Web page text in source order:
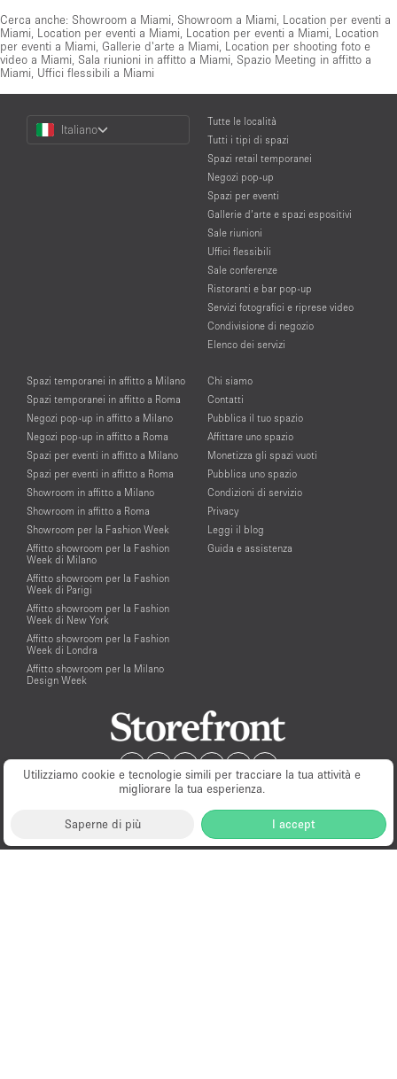
Utilizziamo cookie e tecnologie simili per tracciare la tua attività e
migliorare la tua esperienza.
Saperne di più I accept
Cerca anche: Showroom a Miami Showroom a Miami Location per eventi a
Miami Location per eventi a Miami Location per eventi a Miami Location
per eventi a Miami Gallerie d'arte a Miami Location per shooting foto e
video a Miami Sala riunioni in affitto a Miami Spazio Meeting in affitto a
Miami Uffici flessibili a Miami
Choose
Language
Italiano
Tutte le località
Tutti i tipi di spazi
Spazi retail temporanei
Negozi pop-up
Spazi per eventi
Gallerie d’arte e spazi espositivi
Sale riunioni
Uffici flessibili
Sale conferenze
Ristoranti e bar pop-up
Servizi fotografici e riprese video
Condivisione di negozio
Elenco dei servizi
Spazi temporanei in affitto a Milano
Spazi temporanei in affitto a Roma
Negozi pop-up in affitto a Milano
Negozi pop-up in affitto a Roma
Spazi per eventi in affitto a Milano
Spazi per eventi in affitto a Roma
Showroom in affitto a Milano
Showroom in affitto a Roma
Showroom per la Fashion Week
Affitto showroom per la Fashion
Week di Milano
Affitto showroom per la Fashion
Week di Parigi
Affitto showroom per la Fashion
Week di New York
Affitto showroom per la Fashion
Week di Londra
Affitto showroom per la Milano
Design Week
Chi siamo
Contatti
Pubblica il tuo spazio
Affittare uno spazio
Monetizza gli spazi vuoti
Pubblica uno spazio
Condizioni di servizio
Privacy
Leggi il blog
Guida e assistenza
Milano